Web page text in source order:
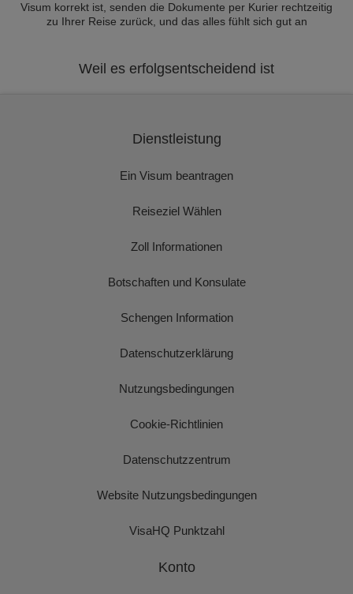
Visum korrekt ist, senden die Dokumente per Kurier rechtzeitig
zu Ihrer Reise zurück, und das alles fühlt sich gut an
Weil es erfolgsentscheidend ist
Dienstleistung
Ein Visum beantragen
Reiseziel Wählen
Zoll Informationen
Botschaften und Konsulate
Schengen Information
Datenschutzerklärung
Nutzungsbedingungen
Cookie-Richtlinien
Datenschutzzentrum
Website Nutzungsbedingungen
VisaHQ Punktzahl
Konto